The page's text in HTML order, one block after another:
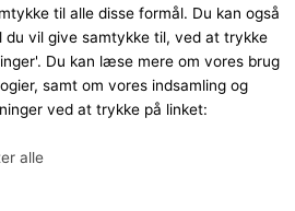
til alle disse formål. Du kan også
du vil give samtykke til, ved at trykke
Du kan læse mere om vores brug
samt om vores indsamling og
ved at trykke på linket:
alle